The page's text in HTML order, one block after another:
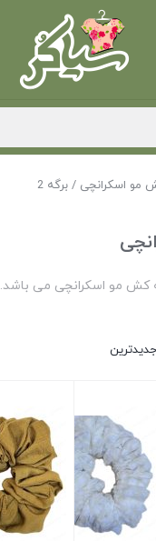
مو اسکرانچی / برگه 2
کش مو اسکرانچی می باشد.